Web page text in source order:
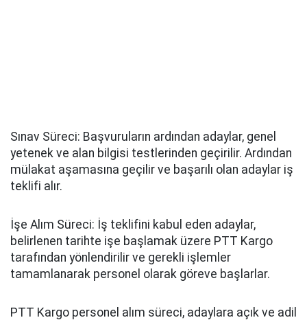
Sınav Süreci: Başvuruların ardından adaylar, genel
yetenek ve alan bilgisi testlerinden geçirilir. Ardından
mülakat aşamasına geçilir ve başarılı olan adaylar iş
teklifi alır.
İşe Alım Süreci: İş teklifini kabul eden adaylar,
belirlenen tarihte işe başlamak üzere PTT Kargo
tarafından yönlendirilir ve gerekli işlemler
tamamlanarak personel olarak göreve başlarlar.
PTT Kargo personel alım süreci, adaylara açık ve adil